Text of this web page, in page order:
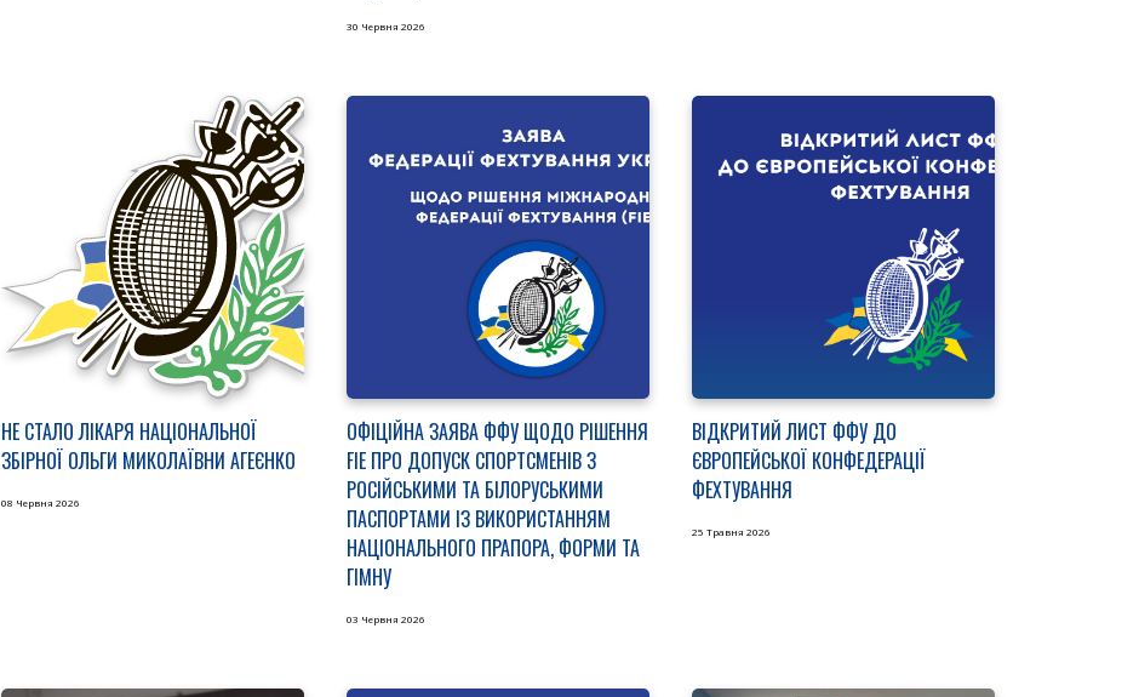
30 Червня 2026
НЕ СТАЛО ЛІКАРЯ НАЦІОНАЛЬНОЇ
ЗБІРНОЇ ОЛЬГИ МИКОЛАЇВНИ АГЕЄНКО
08 Червня 2026
ОФІЦІЙНА ЗАЯВА ФФУ ЩОДО РІШЕННЯ
FIE ПРО ДОПУСК СПОРТСМЕНІВ З
РОСІЙСЬКИМИ ТА БІЛОРУСЬКИМИ
ПАСПОРТАМИ ІЗ ВИКОРИСТАННЯМ
НАЦІОНАЛЬНОГО ПРАПОРА, ФОРМИ ТА
ГІМНУ
03 Червня 2026
ВІДКРИТИЙ ЛИСТ ФФУ ДО
ЄВРОПЕЙСЬКОЇ КОНФЕДЕРАЦІЇ
ФЕХТУВАННЯ
25 Травня 2026